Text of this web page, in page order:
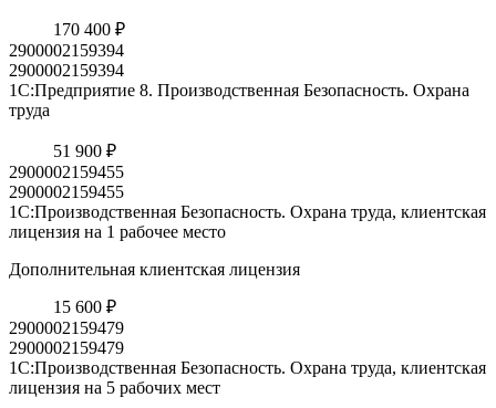
170 400 ₽
2900002159394
2900002159394
1С:Предприятие 8. Производственная Безопасность. Охрана
труда
51 900 ₽
2900002159455
2900002159455
1С:Производственная Безопасность. Охрана труда, клиентская
лицензия на 1 рабочее место
Дополнительная клиентская лицензия
15 600 ₽
2900002159479
2900002159479
1С:Производственная Безопасность. Охрана труда, клиентская
лицензия на 5 рабочих мест